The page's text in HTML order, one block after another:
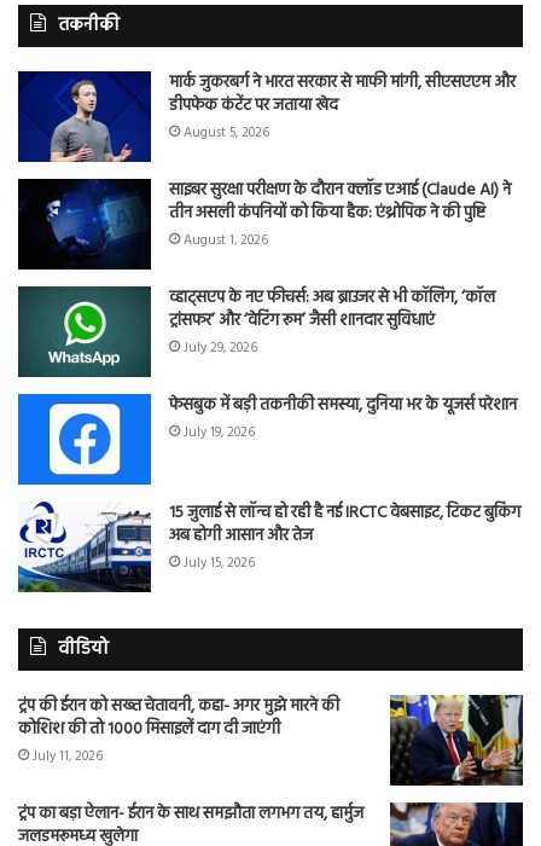
तकनीकी
मार्क जुकरबर्ग ने भारत सरकार से माफी मांगी, सीएसएएम और
डीपफेक कंटेंट पर जताया खेद
August 5, 2026
साइबर सुरक्षा परीक्षण के दौरान क्लॉड एआई (Claude AI) ने
तीन असली कंपनियों को किया हैक: एंथ्रोपिक ने की पुष्टि
August 1, 2026
व्हाट्सएप के नए फीचर्स: अब ब्राउजर से भी कॉलिंग, ‘कॉल
ट्रांसफर’ और ‘वेटिंग रूम’ जैसी शानदार सुविधाएं
July 29, 2026
फेसबुक में बड़ी तकनीकी समस्या, दुनिया भर के यूजर्स परेशान
July 19, 2026
15 जुलाई से लॉन्च हो रही है नई IRCTC वेबसाइट, टिकट बुकिंग
अब होगी आसान और तेज
July 15, 2026
वीडियो
ट्रंप की ईरान को सख्त चेतावनी, कहा- अगर मुझे मारने की
कोशिश की तो 1000 मिसाइलें दाग दी जाएंगी
July 11, 2026
ट्रंप का बड़ा ऐलान- ईरान के साथ समझौता लगभग तय, हार्मुज
जलडमरूमध्य खुलेगा